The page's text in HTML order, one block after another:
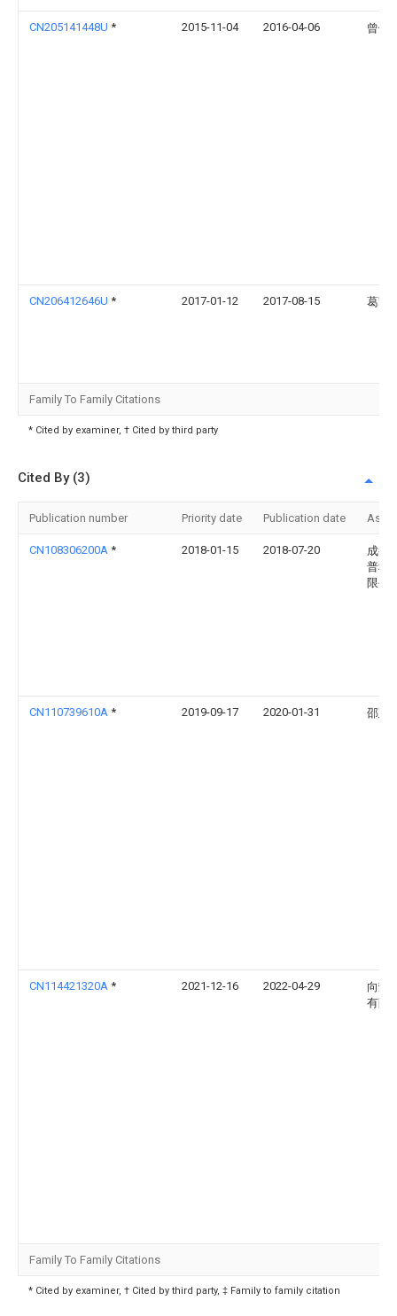
CN205141448U * 2015-11-04 2016-04-06 曾伟
CN206412646U * 2017-01-12 2017-08-15 葛凯
Family To Family Citations
* Cited by examiner, † Cited by third party
Cited By (3)
Publication number Priority date Publication date
CN108306200A * 2018-01-15 2018-07-20
成都
普科
限公
CN110739610A * 2019-09-17 2020-01-31 邵建
CN114421320A * 2021-12-16 2022-04-29
向荣
有限
Family To Family Citations
* Cited by examiner, † Cited by third party, ‡ Family to family citation